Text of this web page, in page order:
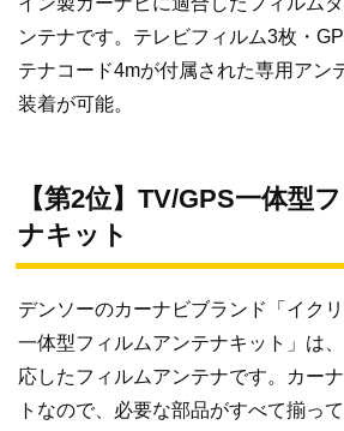
ンテナです。テレビフィルム3枚・
テナコード4mが付属された専用アン
装着が可能。
【第2位】TV/GPS一体型
ナキット
デンソーのカーナビブランド「イク
一体型フィルムアンテナキット」は
応したフィルムアンテナです。カー
トなので、必要な部品がすべて揃っ